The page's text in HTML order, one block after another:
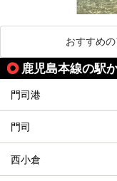
おすすめ
鹿児島本線の駅
門司港
門司
西小倉